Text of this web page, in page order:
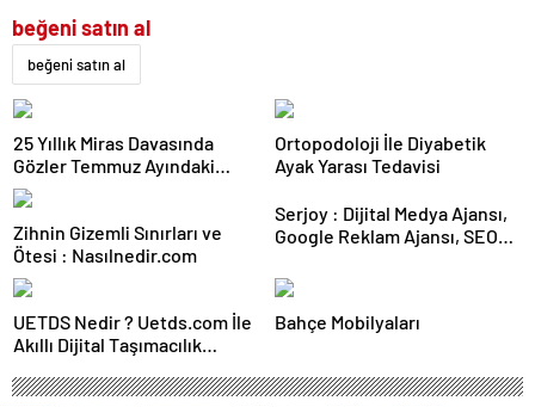
beğeni satın al
beğeni satın al
25 Yıllık Miras Davasında
Gözler Temmuz Ayındaki
Karar Duruşmasına Çevrildi
Ortopodoloji İle Diyabetik
Ayak Yarası Tedavisi
Zihnin Gizemli Sınırları ve
Ötesi : Nasılnedir.com
Serjoy : Dijital Medya Ajansı,
Google Reklam Ajansı, SEO
UETDS Nedir ? Uetds.com İle
Akıllı Dijital Taşımacılık
Bahçe Mobilyaları